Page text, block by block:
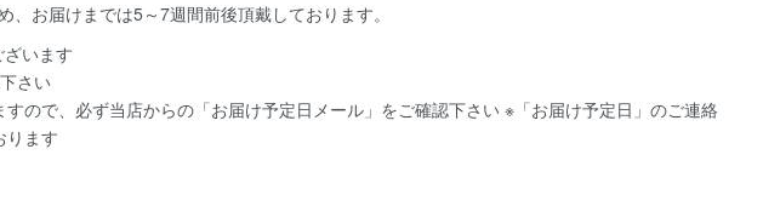
お届けまでは5～7週間前後頂戴しております。
います
さい
ので、必ず当店からの「お届け予定日メール」をご確認下さい ※「お届け予定日」のご連絡
ります